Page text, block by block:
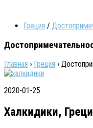
Греция /
Главная › Греция ›
2020-01-25
Халкидики,